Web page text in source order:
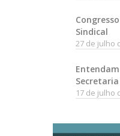
Sindical
27 de julho
17 de julho